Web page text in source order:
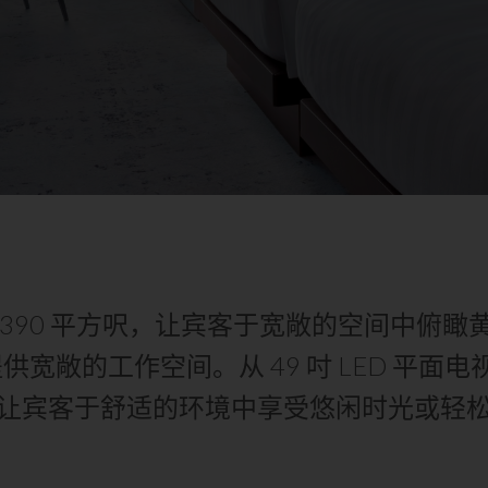
平方呎，让宾客于宽敞的空间中俯瞰
宽敞的工作空间。从 49 吋 LED 平面电
宾客于舒适的环境中享受悠闲时光或轻